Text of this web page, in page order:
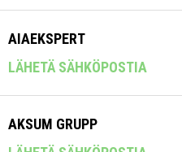
AIAEKSPERT
LÄHETÄ SÄHKÖPOSTIA
AKSUM GRUPP